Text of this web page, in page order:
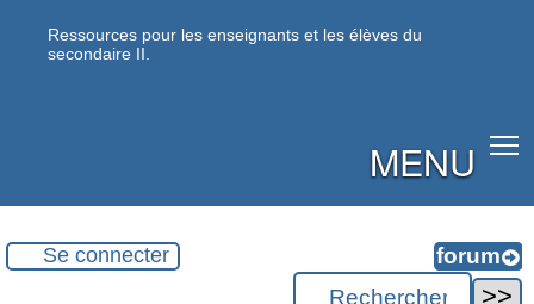
Ressources pour les enseignants et les élèves du
secondaire II.
MENU
Se connecter